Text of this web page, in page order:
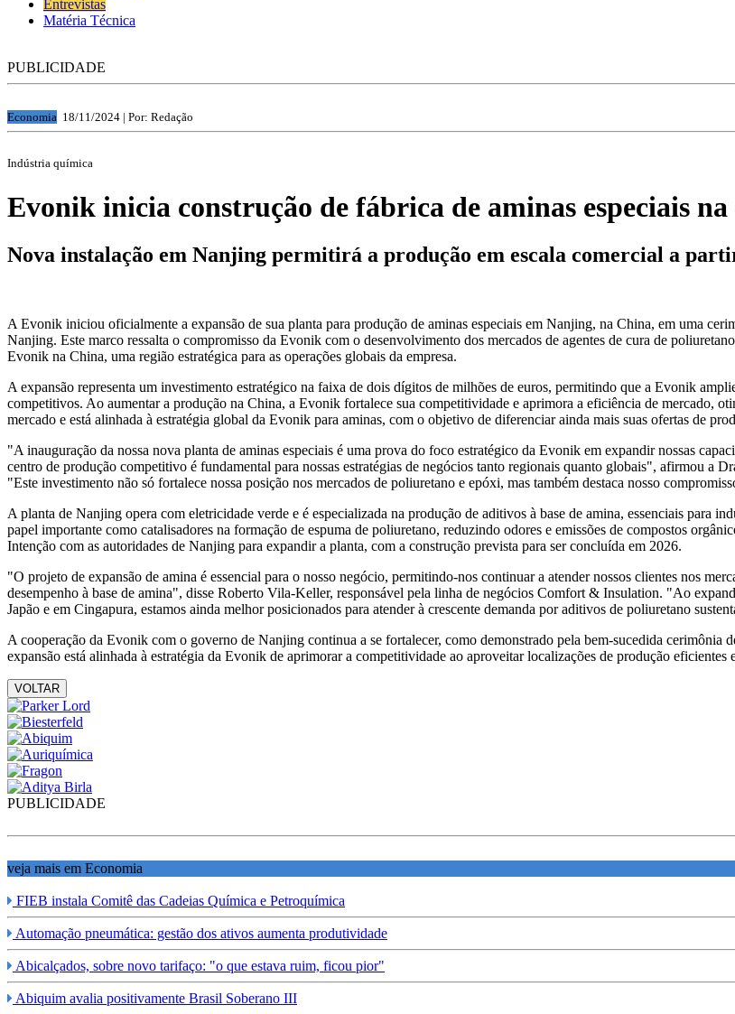
Entrevistas
Matéria Técnica
PUBLICIDADE
Economia 18/11/2024 | Por: Redação
Indústria química
Evonik inicia construção de fábrica de aminas especiais
Nova instalação em Nanjing permitirá a produção em escala comercial a
A Evonik iniciou oficialmente a expansão de sua planta para produção de aminas especiais em Nanjing, na China, em uma
Nanjing. Este marco ressalta o compromisso da Evonik com o desenvolvimento dos mercados de agentes de cura de
Evonik na China, uma região estratégica para as operações globais da empresa.
A expansão representa um investimento estratégico na faixa de dois dígitos de milhões de euros, permitindo que a Evonik
competitivos. Ao aumentar a produção na China, a Evonik fortalece sua competitividade e aprimora a eficiência de mercado,
mercado e está alinhada à estratégia global da Evonik para aminas, com o objetivo de diferenciar ainda mais suas ofertas de
"A inauguração da nossa nova planta de aminas especiais é uma prova do foco estratégico da Evonik em expandir nossas
centro de produção competitivo é fundamental para nossas estratégias de negócios tanto regionais quanto globais", afirmou
"Este investimento não só fortalece nossa posição nos mercados de poliuretano e epóxi, mas também destaca nosso
A planta de Nanjing opera com eletricidade verde e é especializada na produção de aditivos à base de amina, essenciais para
papel importante como catalisadores na formação de espuma de poliuretano, reduzindo odores e emissões de compostos
Intenção com as autoridades de Nanjing para expandir a planta, com a construção prevista para ser concluída em 2026.
"O projeto de expansão de amina é essencial para o nosso negócio, permitindo-nos continuar a atender nossos clientes nos
desempenho à base de amina", disse Roberto Vila-Keller, responsável pela linha de negócios Comfort & Insulation. "Ao
Japão e em Cingapura, estamos ainda melhor posicionados para atender à crescente demanda por aditivos de poliuretano
A cooperação da Evonik com o governo de Nanjing continua a se fortalecer, como demonstrado pela bem-sucedida cerimônia
expansão está alinhada à estratégia da Evonik de aprimorar a competitividade ao aproveitar localizações de produção eficientes
VOLTAR
PUBLICIDADE
veja mais em Economia
FIEB instala Comitê das Cadeias Química e Petroquímica
Automação pneumática: gestão dos ativos aumenta produtividade
Abicalçados, sobre novo tarifaço: "o que estava ruim, ficou pior"
Abiquim avalia positivamente Brasil Soberano III